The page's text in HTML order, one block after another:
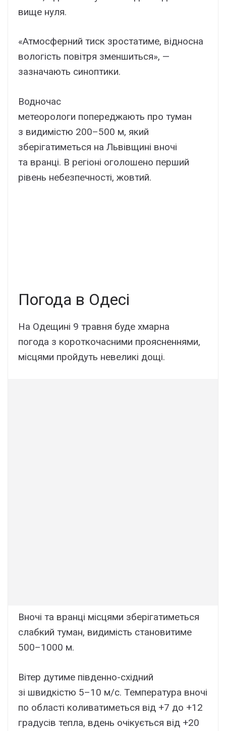
вище нуля.
«Атмосферний тиск зростатиме, відносна
вологість повітря зменшиться», —
зазначають синоптики.
Водночас
метеорологи попереджають про туман
з видимістю 200–500 м, який
зберігатиметься на Львівщині вночі
та вранці. В регіоні оголошено перший
рівень небезпечності, жовтий.
Погода в Одесі
На Одещині 9 травня буде хмарна
погода з короткочасними проясненнями,
місцями пройдуть невеликі дощі.
Вночі та вранці місцями зберігатиметься
слабкий туман, видимість становитиме
500–1000 м.
Вітер дутиме південно-східний
зі швидкістю 5–10 м/с. Температура вночі
по області коливатиметься від +7 до +12
градусів тепла, вдень очікується від +20